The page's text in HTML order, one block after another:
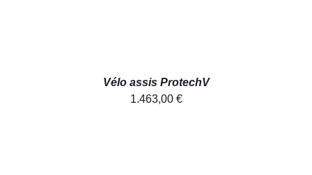
Vélo assis ProtechV
1.463,00 €